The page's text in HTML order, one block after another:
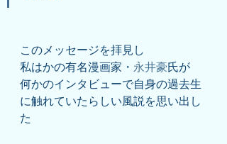
このメッセージを拝見し
私はかの有名漫画家・ 永井豪氏が
何かのインタビューで自身の過去生
に触れていたらしい風説を思い出し
た